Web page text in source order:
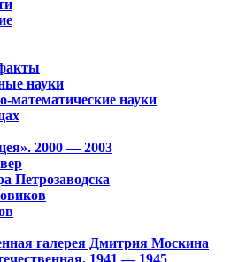
науки
математические науки
2000 — 2003
Петрозаводска
галерея Дмитрия Москина